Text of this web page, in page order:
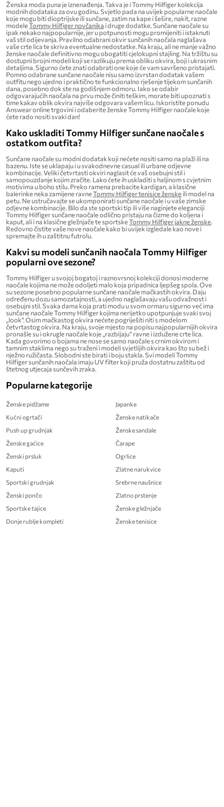
Ženska moda puna je iznenađenja. Takva je i Tommy Hilfiger kolekcija
modnih dodataka za ovu godinu. Svjetlo pada na uvijek popularne naočale
koje mogu biti dioptrijske ili sunčane, zatim na kape i šešire, nakit, razne
modeleTommy Hilfiger novčanika i druge dodatke. Sunčane naočale su
ipak nekako najpopularnije, jer u potpunosti mogu promijeniti i istaknuti
vaš stil odijevanja. Pravilno odabrani okvir sunčanih naočala naglašava
vaše crte lica te skriva eventualne nedostatke. Na kraju, ali ne manje važno
ženske naočale definitivno mogu obogatiti cjelokupni stajling. Na tržištu su
dostupni brojni modeli koji se razlikuju prema obliku okvira, boji i ukrasnim
detaljima. Sigurno ćete znati odabrati one koje će vam savršeno pristajati.
Pomno odabrane sunčane naočale nisu samo izvrstan dodatak vašem
outfitu nego ujedno i praktično te funkcionalno rješenje tijekom sunčanih
dana, posebno dok ste na godišnjem odmoru. Iako se odabir
odgovarajućih naočala na prvu može činiti teškim, morate biti upoznati s
time kakav oblik okvira najviše odgovara vašem licu. Iskoristite ponudu
Answear online trgovini i odaberite ženske Tommy Hilfiger naočale koje
ćete rado nositi svaki dan!
Kako uskladiti Tommy Hilfiger sunčane naočale s
ostatkom outfita?
Sunčane naočale su modni dodatak koji nećete nositi samo na plaži ili na
bazenu. Iste se uklapaju i u svakodnevne casual ili urbane odjevne
kombinacije. Veliki četvrtasti okviri naglasit će vaš osebujni stil i
samopouzdanje kojim zračite. Lako ćete ih uskladiti s haljinom s cvjetnim
motivima u boho stilu. Preko ramena prebacite kardigan, a klasične
balerinke neka zamijene ravneTommy Hilfiger tenisice ženskeili model na
petu. Ne ustručavajte se ukomponirati sunčane naočale i u vaše zimske
odjevne kombinacije. Bilo da ste sportski tip ili više naginjete eleganciji
Tommy Hilfiger sunčane naočale odlično pristaju na čizme do koljena i
kaput, ali i na klasične gležnjače te sportskeTommy Hilfiger jakne ženske.
Redovno čistite vaše nove naočale kako bi uvijek izgledale kao nove i
spremajte ih u zaštitnu futrolu.
Kakvi su modeli sunčanih naočala Tommy Hilfiger
popularni ove sezone?
Tommy Hilfiger u svojoj bogatoj i raznovrsnoj kolekciji donosi moderne
naočale kojima ne može odoljeti malo koja pripadnica ljepšeg spola. Ove
su sezone posebno popularne sunčane naočale mačkastih okvira. Daju
određenu dozu samozatajnosti, a ujedno naglašavaju vašu odvažnost i
osebujni stil. Svaka dama koja prati modu u svom ormaru sigurno već ima
sunčane naočale Tommy Hilfiger kojima nerijetko upotpunjuje svaki svoj
„look“. Osim mačkastog okvira nećete pogriješiti niti s modelom
četvrtastog okvira. Na kraju, svoje mjesto na popisu najpopularnijih okvira
pronašle su i okrugle naočale koje „razbijaju“ ravne i izdužene crte lica.
Kada govorimo o bojama ne nose se samo naočale s crnim okvirom i
tamnim staklima nego su traženi i modeli svjetlijih okvira kao što su bež i
nježno ružičasta. Slobodni ste birati i boju stakla. Svi modeli Tommy
Hilfiger sunčanih naočala imaju UV filter koji pruža dostatnu zaštitu od
štetnog utjecaja sunčevih zraka.
Popularne kategorije
Ženske pidžame
Kućni ogrtači
Push up grudnjak
Ženske gaćice
Ženski prsluk
Kaputi
Sportski grudnjak
Ženski pončo
Sportske tajice
Donje rublje kompleti
Japanke
Ženske natikače
Ženske sandale
Čarape
Ogrlice
Zlatne narukvice
Srebrne naušnice
Zlatno prstenje
Ženske gležnjače
Ženske tenisice